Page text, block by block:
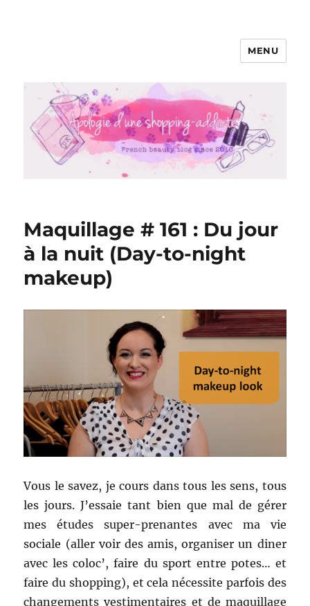
Apologie d'une Shopping-addicte
MENU
Maquillage # 161 : Du jour
à la nuit (Day-to-night
makeup)
Vous le savez, je cours dans tous les sens, tous
les jours. J’essaie tant bien que mal de gérer
mes études super-prenantes avec ma vie
sociale (aller voir des amis, organiser un diner
avec les coloc’, faire du sport entre potes… et
faire du shopping), et cela nécessite parfois des
changements vestimentaires et de maquillage